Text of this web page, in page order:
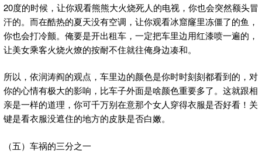
20度的时候，让你观看熊熊大火烧死人的电视，你也会突然额头冒
汗的。而在酷热的夏天没有空调，让你观看冰窟窿里冻僵了的鱼，
你也会打冷颤。俺要是开出租车，一定把车里边用红漆喷一遍的，
让美女乘客火烧火燎的按耐不住就往俺身边凑和。
所以，依润涛阎的观点，车里边的颜色是你时时刻刻都看到的，对
你的心情有极大的影响，比车子外面是啥颜色重要多了。这就跟相
亲是一样的道理，你可千万别在意那个女人穿得衣服是否好看！关
键是看衣服没遮住的地方的皮肤是否白嫩。
（五）车祸的三分之一